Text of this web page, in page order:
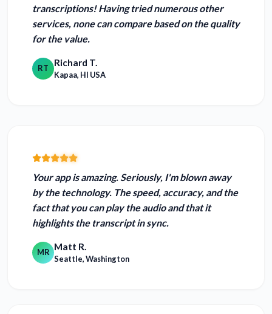
transcriptions!Having tried numerous other
services, none can compare based on the quality
for the value.
RT Richard T.
Kapaa, HI USA
Your app is amazing. Seriously, I'm blown away
by the technology. The speed, accuracy, and the
fact that you can play the audio and that it
highlights the transcript in sync.
MR Matt R.
Seattle, Washington